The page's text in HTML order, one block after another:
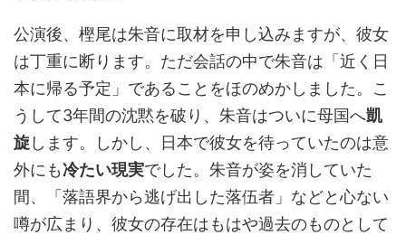
公演後、樫尾は朱音に取材を申し込みますが、彼女
は丁重に断ります。ただ会話の中で朱音は「近く日
本に帰る予定」であることをほのめかしました。こ
うして3年間の沈黙を破り、朱音はついに母国へ凱
旋します。しかし、日本で彼女を待っていたのは意
外にも冷たい現実でした。朱音が姿を消していた
間、「落語界から逃げ出した落伍者」などと心ない
噂が広まり、彼女の存在はもはや過去のものとして